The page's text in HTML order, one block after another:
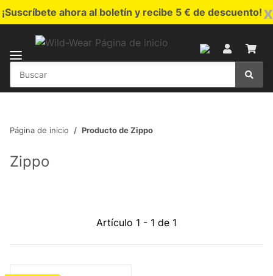
x
¡Suscríbete ahora al boletín y recibe 5 € de descuento!
Página de inicio Producto de Zippo
Zippo
Artículo 1 - 1 de 1